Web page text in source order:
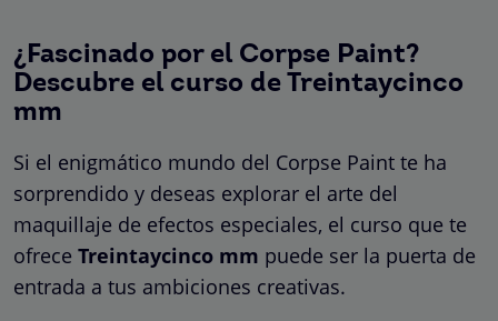
¿Fascinado por el Corpse Paint?
Descubre el curso de Treintaycinco
mm
Si el enigmático mundo del Corpse Paint te ha
sorprendido y deseas explorar el arte del
maquillaje de efectos especiales, el curso que te
ofrece Treintaycinco mm puede ser la puerta de
entrada a tus ambiciones creativas.